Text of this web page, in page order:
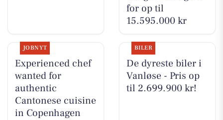
for op til
15.595.000 kr
JOBNYT
Experienced chef
wanted for
authentic
Cantonese cuisine
in Copenhagen
BILER
De dyreste biler i
Vanløse - Pris op
til 2.699.900 kr!